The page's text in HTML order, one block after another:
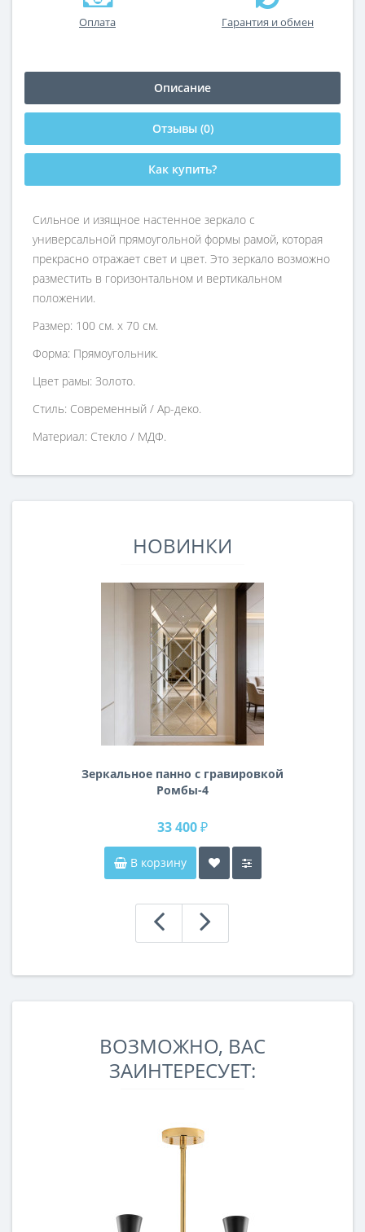
Оплата Гарантия и обмен
Описание
Отзывы (0)
Как купить?
Сильное и изящное настенное зеркало с
универсальной прямоугольной формы рамой, которая
прекрасно отражает свет и цвет. Это зеркало возможно
разместить в горизонтальном и вертикальном
положении.
Размер: 100 см. х 70 см.
Форма: Прямоугольник.
Цвет рамы: Золото.
Стиль: Современный / Ар-деко.
Материал: Стекло / МДФ.
НОВИНКИ
Зеркальное панно с гравировкой
Ромбы-4
33 400 ₽
В корзину
ВОЗМОЖНО, ВАС
ЗАИНТЕРЕСУЕТ: